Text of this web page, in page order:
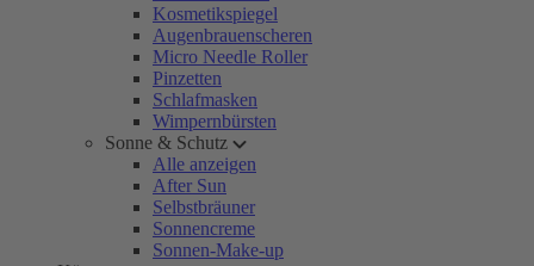
Kosmetikspiegel
Augenbrauenscheren
Micro Needle Roller
Pinzetten
Schlafmasken
Wimpernbürsten
Sonne & Schutz
Alle anzeigen
After Sun
Selbstbräuner
Sonnencreme
Sonnen-Make-up